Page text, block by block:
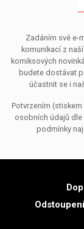
Zadáním své e-
komunikací z
komiksových
budete dostávat
účastnit se i
Potvrzením
osobních údajů dle
podmínky